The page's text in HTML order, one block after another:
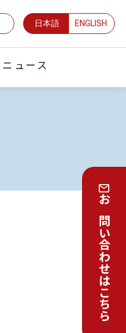
日本語 ENGLISH
ニュース
お問い合わせはこちら